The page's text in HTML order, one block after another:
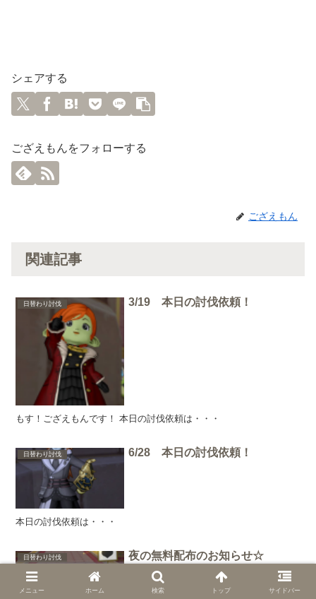
シェアする
ござえもんをフォローする
ござえもん
関連記事
日替わり討伐 3/19 本日の討伐依頼！
もす！ござえもんです！ 本日の討伐依頼は・・・
日替わり討伐 6/28 本日の討伐依頼！
本日の討伐依頼は・・・
日替わり討伐 夜の無料配布のお知らせ☆
メニュー ホーム 検索 トップ サイドバー